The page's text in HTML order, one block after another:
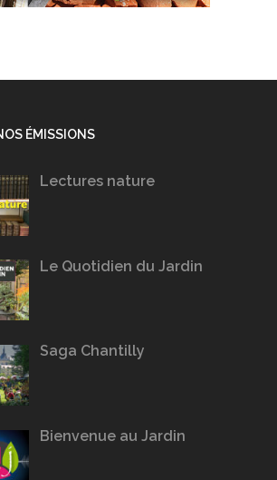
ÉMISSIONS
Lectures nature
Le Quotidien du Jardin
Saga Chantilly
Bienvenue au Jardin